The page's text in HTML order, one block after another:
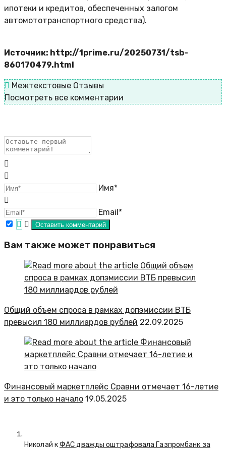
ипотеки и кредитов, обеспеченных залогом
автомототранспортного средства).
Источник: http://1prime.ru/20250731/tsb-
860170479.html
Межтекстовые Отзывы
Посмотреть все комментарии
Имя*
Email*
Вам также может понравиться
Общий объем спроса в рамках допэмиссии ВТБ
превысил 180 миллиардов рублей 22.09.2025
Финансовый маркетплейс Сравни отмечает 16-летие
и это только начало 19.05.2025
Николай кФАС дважды оштрафовала Газпромбанк за